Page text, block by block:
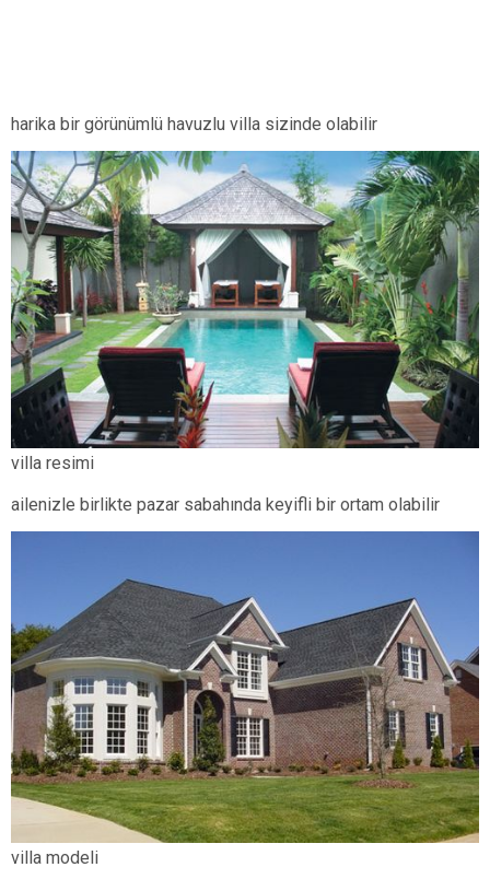
harika bir görünümlü havuzlu villa sizinde olabilir
villa resimi
ailenizle birlikte pazar sabahında keyifli bir ortam olabilir
villa modeli